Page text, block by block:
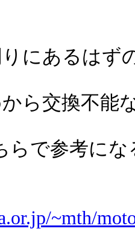
にあるはず
ら交換不能
らで参考に
~mth/